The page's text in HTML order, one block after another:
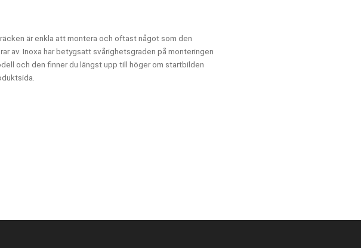
är enkla att montera och oftast något som den
av. Inoxa har betygsatt svårighetsgraden på monteringen
och den finner du längst upp till höger om startbilden